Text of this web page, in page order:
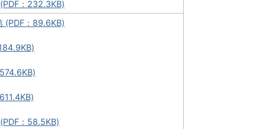
：232.3KB)
(PDF：89.6KB)
：58.5KB)